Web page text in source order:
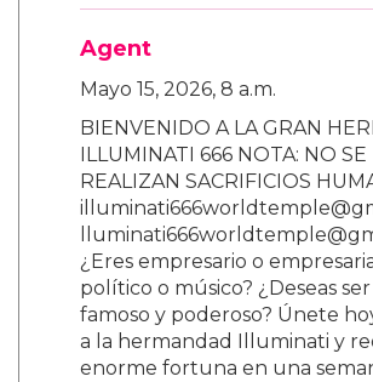
Agent
Mayo 15, 2026, 8 a.m.
BIENVENIDO A LA GRAN
ILLUMINATI 666 NOTA: NO SE
REALIZAN SACRIFICIOS
¿Eres empresario o
político o músico? ¿Deseas
famoso y poderoso? Únete
a la hermandad Illuminati y
enorme fortuna en una